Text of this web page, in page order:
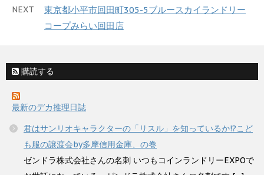
NEXT
東京都小平市回田町305-5ブルースカイランドリー
コープみらい回田店
購読する
最新のデカ推理日誌
君はサンリオキャラクターの「リスル」を知っているか!?こど
も服の譲渡会by多摩信用金庫、の巻
ゼンドラ株式会社さんの名刺 いつもコインランドリーEXPOで